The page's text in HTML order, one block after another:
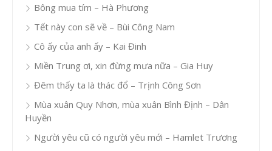
Bông mua tím – Hà Phương
Tết này con sẽ về – Bùi Công Nam
Cô ấy của anh ấy – Kai Đinh
Miền Trung ơi, xin đừng mưa nữa – Gia Huy
Đêm thấy ta là thác đổ – Trịnh Công Sơn
Mùa xuân Quy Nhơn, mùa xuân Bình Định – Dân
Huyền
Người yêu cũ có người yêu mới – Hamlet Trương